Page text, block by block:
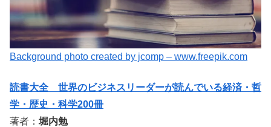
Background photo created by jcomp – www.freepik.com
読書大全 世界のビジネスリーダーが読んでいる経済・哲
学・歴史・科学200冊
著者： 堀内勉